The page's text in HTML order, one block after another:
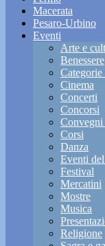
Macerata
Pesaro-Urbino
Eventi
Arte e
Benessere
Cinema
Concerti
Concorsi
Convegni
Corsi
Danza
Eventi
Festival
Mercatini
Mostre
Musica
Religione